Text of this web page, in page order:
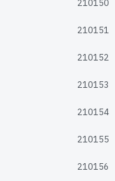
210150
210151
210152
210153
210154
210155
210156